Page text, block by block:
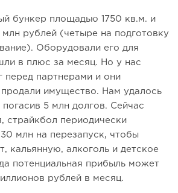
бункер площадью 1750 кв.м. и
рублей (четыре на подготовку
Оборудовали его для
в плюс за месяц. Но у нас
перед партнерами и они
имущество. Нам удалось
5 млн долгов. Сейчас
страйкбол периодически
млн на перезапуск, чтобы
кальянную, алкоголь и детское
потенциальная прибыль может
рублей в месяц.